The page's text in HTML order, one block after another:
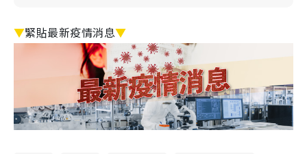
▼緊貼最新疫情消息▼